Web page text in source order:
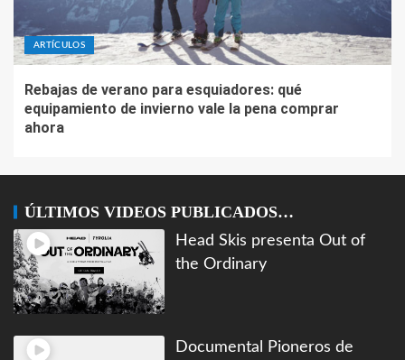
ARTÍCULOS
Rebajas de verano para esquiadores: qué
equipamiento de invierno vale la pena comprar
ahora
ÚLTIMOS VIDEOS PUBLICADOS…
Head Skis presenta Out of
the Ordinary
Documental Pioneros de